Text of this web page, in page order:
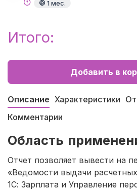
1 мес.
Итого:
Добавить в
Описание Характеристики
Комментарии
Область
Отчет позволяет вывести на
«Ведомости выдачи
1С: Зарплата и Управление